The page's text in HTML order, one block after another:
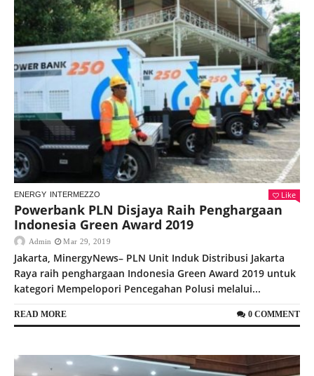
ENERGY INTERMEZZO Like
Powerbank PLN Disjaya Raih Penghargaan
Indonesia Green Award 2019
Admin Mar 29, 2019
Jakarta, MinergyNews– PLN Unit Induk Distribusi Jakarta
Raya raih penghargaan Indonesia Green Award 2019 untuk
kategori Mempelopori Pencegahan Polusi melalui...
READ MORE 0 COMMENT